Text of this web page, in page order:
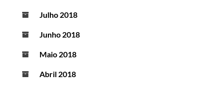
Julho 2018
Junho 2018
Maio 2018
Abril 2018